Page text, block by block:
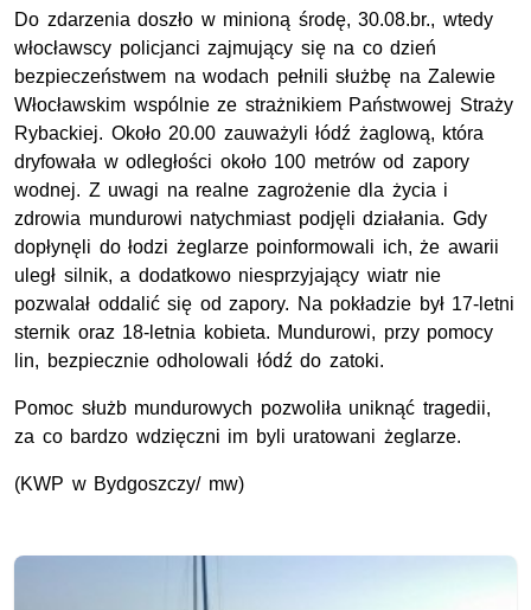
Do zdarzenia doszło w minioną środę, 30.08.br., wtedy
włocławscy policjanci zajmujący się na co dzień
bezpieczeństwem na wodach pełnili służbę na Zalewie
Włocławskim wspólnie ze strażnikiem Państwowej Straży
Rybackiej. Około 20.00 zauważyli łódź żaglową, która
dryfowała w odległości około 100 metrów od zapory
wodnej. Z uwagi na realne zagrożenie dla życia i
zdrowia mundurowi natychmiast podjęli działania. Gdy
dopłynęli do łodzi żeglarze poinformowali ich, że awarii
uległ silnik, a dodatkowo niesprzyjający wiatr nie
pozwalał oddalić się od zapory. Na pokładzie był 17-letni
sternik oraz 18-letnia kobieta. Mundurowi, przy pomocy
lin, bezpiecznie odholowali łódź do zatoki.
Pomoc służb mundurowych pozwoliła uniknąć tragedii,
za co bardzo wdzięczni im byli uratowani żeglarze.
(KWP w Bydgoszczy/ mw)